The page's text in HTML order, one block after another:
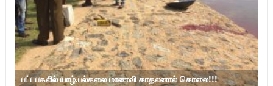
பட்டபகலில் யாழ்.பல்கலை மாணவி காதலனால் கொலை!!!